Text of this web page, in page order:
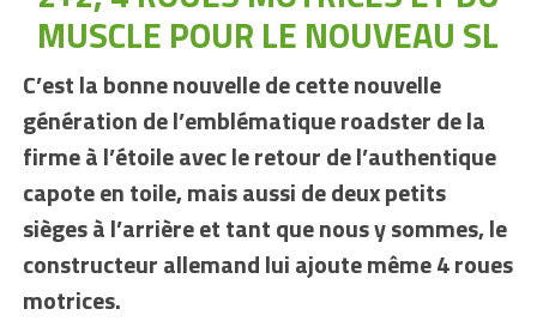
MUSCLE POUR LE NOUVEAU SL
C’est la bonne nouvelle de cette nouvelle
génération de l’emblématique roadster de la
firme à l’étoile avec le retour de l’authentique
capote en toile, mais aussi de deux petits
sièges à l’arrière et tant que nous y sommes, le
constructeur allemand lui ajoute même 4 roues
motrices.